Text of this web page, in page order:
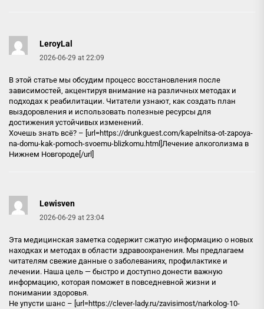
LeroyLal
2026-06-29 at 22:09
В этой статье мы обсудим процесс восстановления после
зависимостей, акцентируя внимание на различных методах и
подходах к реабилитации. Читатели узнают, как создать план
выздоровления и использовать полезные ресурсы для
достижения устойчивых изменений.
Хочешь знать всё? – [url=https://drunkguest.com/kapelnitsa-ot-zapoya-
na-domu-kak-pomoch-svoemu-blizkomu.html]Лечение алкоголизма в
Нижнем Новгороде[/url]
Lewisven
2026-06-29 at 23:04
Эта медицинская заметка содержит сжатую информацию о новых
находках и методах в области здравоохранения. Мы предлагаем
читателям свежие данные о заболеваниях, профилактике и
лечении. Наша цель — быстро и доступно донести важную
информацию, которая поможет в повседневной жизни и
понимании здоровья.
Не упусти шанс – [url=https://clever-lady.ru/zavisimost/narkolog-10-